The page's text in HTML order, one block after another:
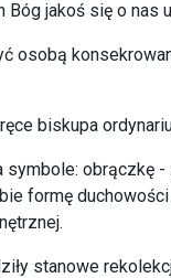
jakoś się o nas
osobą
biskupa
obrączkę
formę
stanowe